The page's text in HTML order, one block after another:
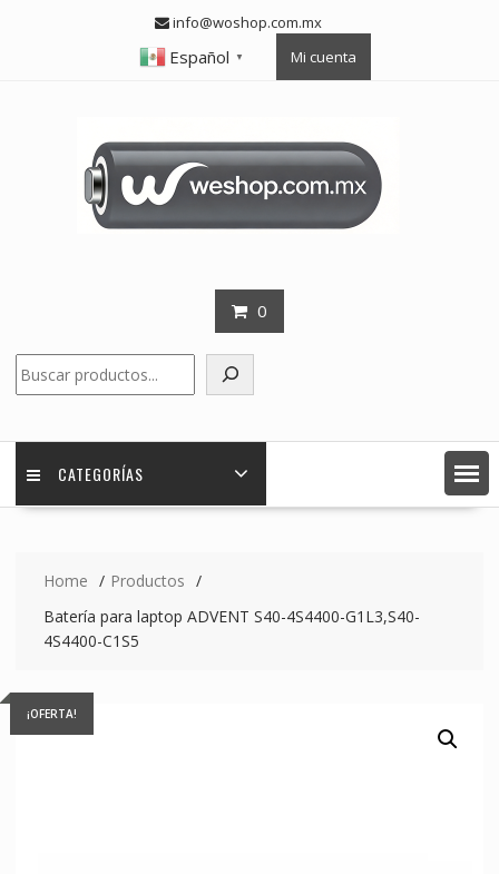
info@woshop.com.mx
Español ▼ Mi cuenta
0
CATEGORÍAS
Home
Productos
Batería para laptop ADVENT S40-4S4400-G1L3,S40-
4S4400-C1S5
¡OFERTA!